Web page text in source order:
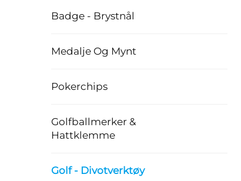
Badge - Brystnål
Medalje Og Mynt
Pokerchips
Golfballmerker &
Hattklemme
Golf - Divotverktøy